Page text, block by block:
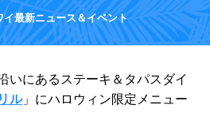
イ最新ニュース＆イベント
いにあるステーキ＆タパスダイ
ル」にハロウィン限定メニュー